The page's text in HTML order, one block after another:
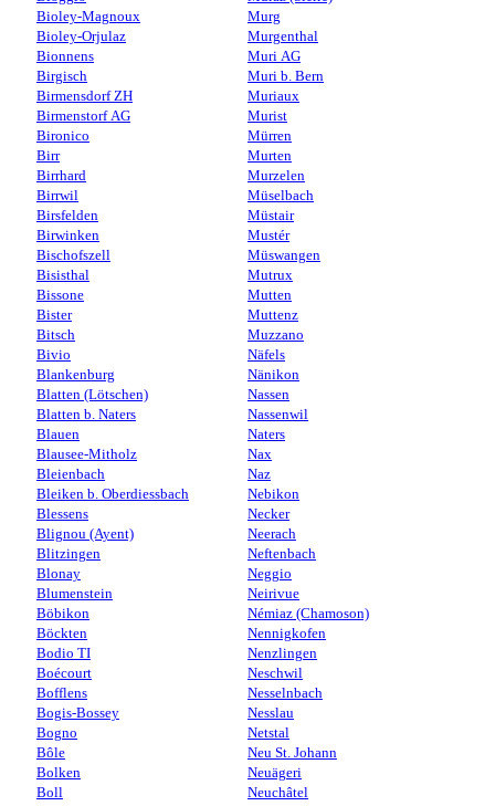
Bioley-Magnoux
Bioley-Orjulaz
Bionnens
Birgisch
Birmensdorf ZH
Birmenstorf AG
Bironico
Birr
Birrhard
Birrwil
Birsfelden
Birwinken
Bischofszell
Bisisthal
Bissone
Bister
Bitsch
Bivio
Blankenburg
Blatten (Lötschen)
Blatten b. Naters
Blauen
Blausee-Mitholz
Bleienbach
Bleiken b. Oberdiessbach
Blessens
Blignou (Ayent)
Blitzingen
Blonay
Blumenstein
Böbikon
Böckten
Bodio TI
Boécourt
Bofflens
Bogis-Bossey
Bogno
Bôle
Bolken
Boll
Murg
Murgenthal
Muri AG
Muri b. Bern
Muriaux
Murist
Mürren
Murten
Murzelen
Müselbach
Müstair
Mustér
Müswangen
Mutrux
Mutten
Muttenz
Muzzano
Näfels
Nänikon
Nassen
Nassenwil
Naters
Nax
Naz
Nebikon
Necker
Neerach
Neftenbach
Neggio
Neirivue
Némiaz (Chamoson)
Nennigkofen
Nenzlingen
Neschwil
Nesselnbach
Nesslau
Netstal
Neu St. Johann
Neuägeri
Neuchâtel